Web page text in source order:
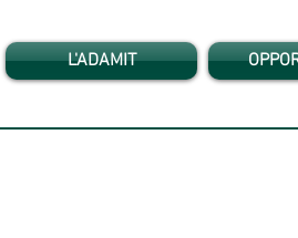
L'ADAMIT